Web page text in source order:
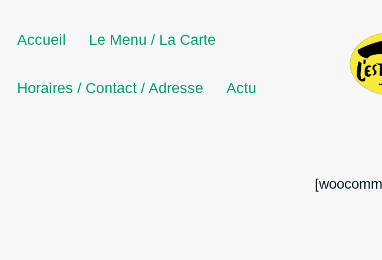
Accueil Le Menu / La Carte
Horaires / Contact / Adresse Actu